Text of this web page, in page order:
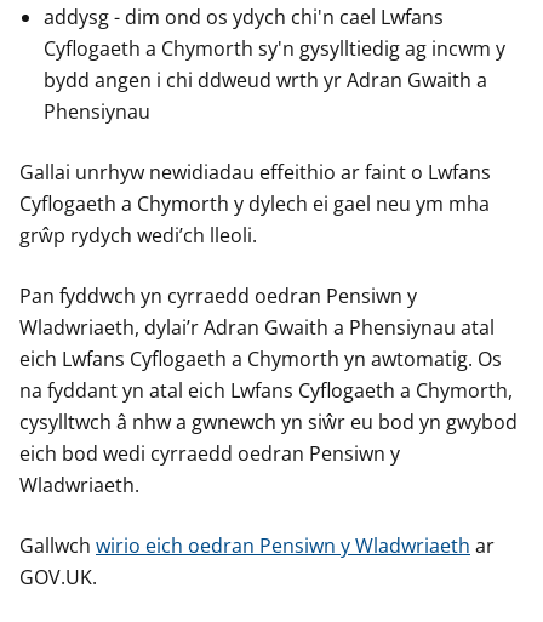
a
r
g
y
e
a
r
g
y
r
a
r
g
e
addysg - dim ond os ydych chi'n cael Lwfans
Cyflogaeth a Chymorth sy'n gysylltiedig ag incwm y
bydd angen i chi ddweud wrth yr Adran Gwaith a
Phensiynau
Gallai unrhyw newidiadau effeithio ar faint o Lwfans
Cyflogaeth a Chymorth y dylech ei gael neu ym mha
grŵp rydych wedi’ch lleoli.
Pan fyddwch yn cyrraedd oedran Pensiwn y
Wladwriaeth, dylai’r Adran Gwaith a Phensiynau atal
eich Lwfans Cyflogaeth a Chymorth yn awtomatig. Os
na fyddant yn atal eich Lwfans Cyflogaeth a Chymorth,
cysylltwch â nhw a gwnewch yn siŵr eu bod yn gwybod
eich bod wedi cyrraedd oedran Pensiwn y
Wladwriaeth.
Gallwch wirio eich oedran Pensiwn y Wladwriaeth ar
GOV.UK.